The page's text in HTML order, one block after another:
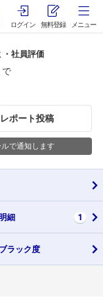
ログイン 無料登録 メニュー
・社員評価
で
レポート投稿
で通知します
細 1
ブラック度